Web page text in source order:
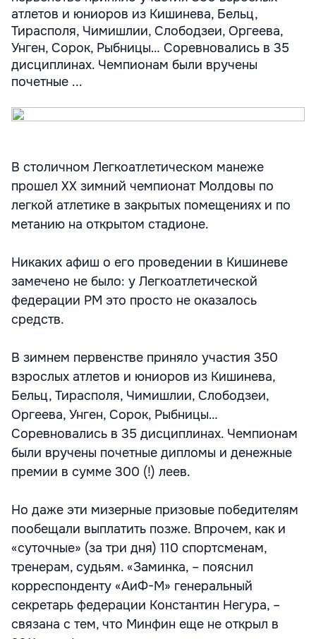
атлетов и юниоров из Кишинева, Бельц,
Тирасполя, Чимишлии, Слободзеи, Оргеева,
Унген, Сорок, Рыбницы… Соревновались в 35
дисциплинах. Чемпионам были вручены
почетные ...
В столичном Легкоатлетическом манеже
прошел ХХ зимний чемпионат Молдовы по
легкой атлетике в закрытых помещениях и по
метанию на открытом стадионе.
Никаких афиш о его проведении в Кишиневе
замечено не было: у Легкоатлетической
федерации РМ это просто не оказалось
средств.
В зимнем первенстве приняло участия 350
взрослых атлетов и юниоров из Кишинева,
Бельц, Тирасполя, Чимишлии, Слободзеи,
Оргеева, Унген, Сорок, Рыбницы…
Соревновались в 35 дисциплинах. Чемпионам
были вручены почетные дипломы и денежные
премии в сумме 300 (!) леев.
Но даже эти мизерные призовые победителям
пообещали выплатить позже. Впрочем, как и
«суточные» (за три дня) 110 спортсменам,
тренерам, судьям. «Заминка, – пояснил
корреспонденту «АиФ-М» генеральный
секретарь федерации Константин Негура, –
связана с тем, что Минфин еще не открыл в